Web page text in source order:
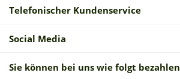
Telefonischer Kundenservice
Social Media
Sie können bei uns wie folgt bezahlen